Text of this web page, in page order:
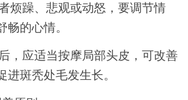
烦躁、悲观或动怒，要调节情
畅的心情。
，应适当按摩局部头皮，可改善
进斑秃处毛发生长。